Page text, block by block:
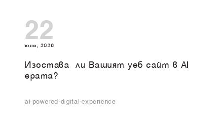
22
юли, 2026
Изоставa ли Вашият уеб сайт в AI
ерата?
ai-powered-digital-experience